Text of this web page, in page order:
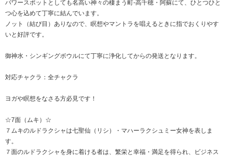
パワースポットとしても名高い神々の棲まう町-高千穂・阿蘇にて、ひとつひと
つ心を込めて丁寧に結んでいます。
ノット（結び目）ありなので、瞑想やマントラを唱えるときに指でおくりやす
いと好評です。
御神水・シンギングボウルにて丁寧に浄化してからの発送となります。
対応チャクラ：全チャクラ
ヨガや瞑想をなさる方必見です！
☆7面（ムキ）☆
７ムキのルドラクシャは七聖仙（リシ）・マハーラクシュミー女神を表しま
す。
７面のルドラクシャを身に着ける者は、繁栄と幸福・満足を得られ、ビジネス